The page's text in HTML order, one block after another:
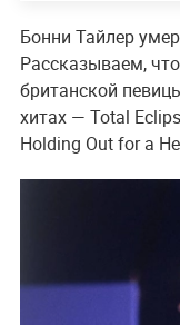
Бонни Тайлер
Рассказываем,
британской
хитах — Total
Holding Out for a